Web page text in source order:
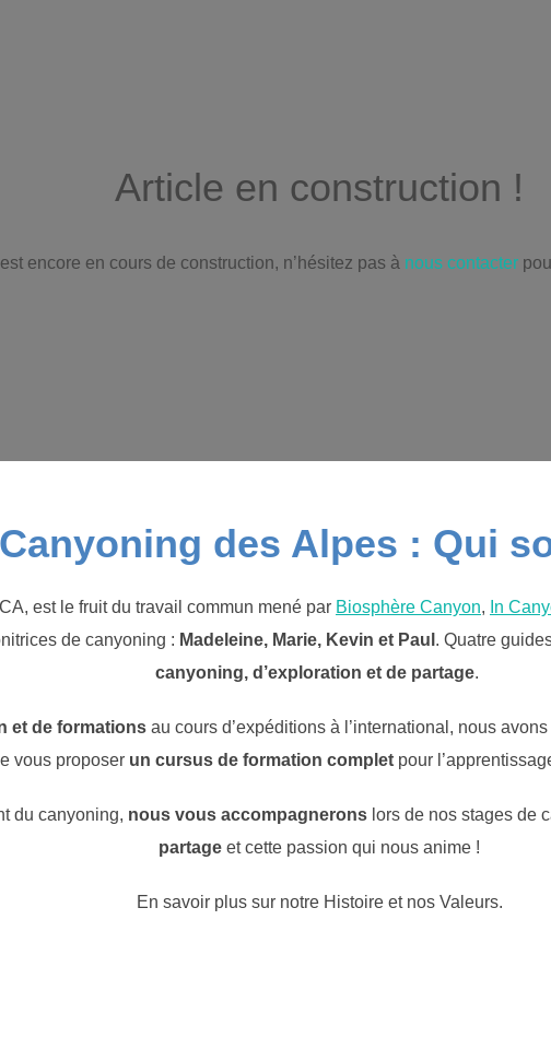
Article en construction !
encore en cours de construction, n’hésitez pas à nous contacter
des Alpes : Qui
est le fruit du travail commun mené par Biosphère Canyon, In
de canyoning : Madeleine, Marie, Kevin et Paul . Quatre
canyoning, d’exploration et de partage.
et de formations au cours d’expéditions à l’international, nous
vous proposer un cursus de formation complet pour
du canyoning, nous vous accompagnerons lors de nos stages de
partage et cette passion qui nous anime !
En savoir plus sur notre Histoire et nos Valeurs.